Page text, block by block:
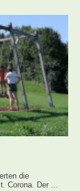
die
Corona. Der ...